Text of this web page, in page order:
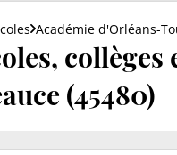
Académie d'Orléans-
(45480)